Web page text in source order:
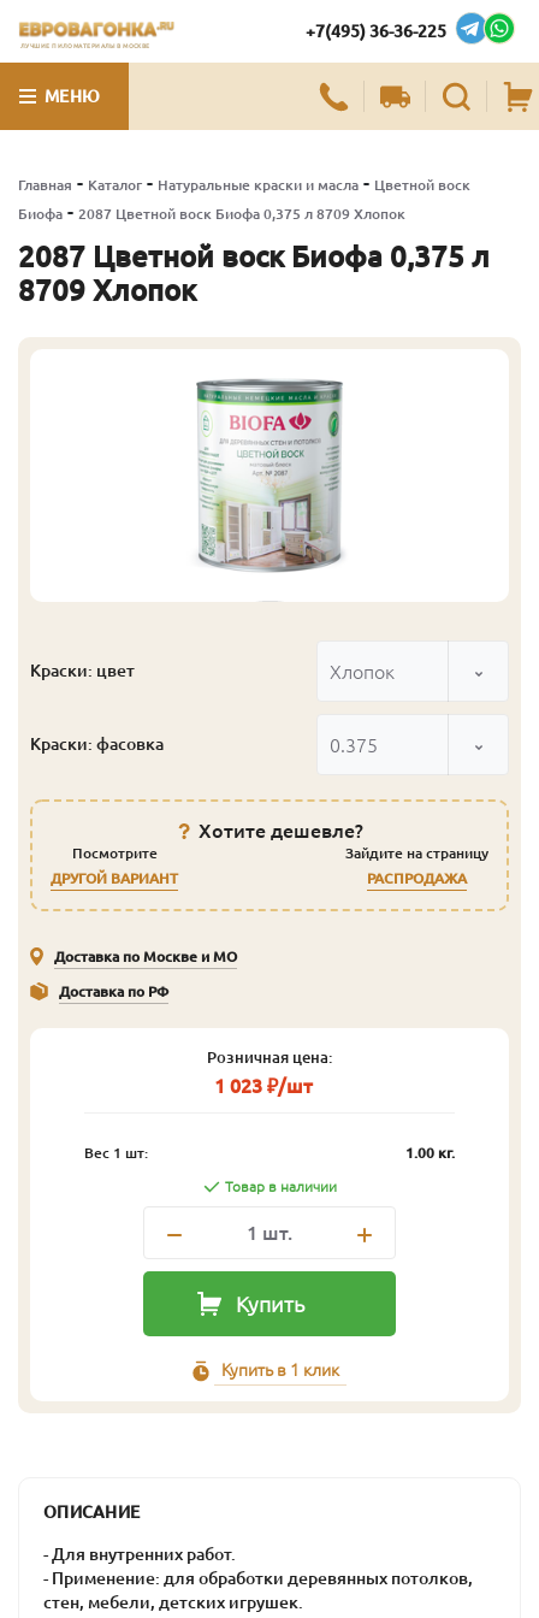
ЛУЧШИЕ ПИЛОМАТЕРИАЛЫ В МОСКВЕ
+7(495) 36-36-225
МЕНЮ
Главная - Каталог - Натуральные краски и масла - Цветной воск
Биофа - 2087 Цветной воск Биофа 0,375 л 8709 Хлопок
2087 Цветной воск Биофа 0,375 л
8709 Хлопок
Краски: цвет Хлопок
Краски: фасовка 0.375
Хотите дешевле?
Посмотрите
ДРУГОЙ ВАРИАНТ
Зайдите на страницу
РАСПРОДАЖА
Доставка по Москве и МО
Доставка по РФ
Розничная цена:
1 023 ₽/шт
Вес 1 шт: 1.00 кг.
Товар в наличии
1 шт.
Купить
Купить в 1 клик
ОПИСАНИЕ
- Для внутренних работ.
- Применение: для обработки деревянных потолков,
стен, мебели, детских игрушек.